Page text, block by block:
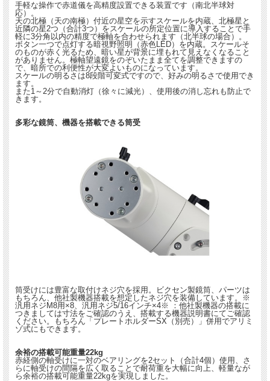
手軽な操作で赤道儀を高精度設置できる装置です（南北半球対
応）。
天の北極（天の南極）付近の星空を示すスケールを内蔵、北極星と
近隣の星2つ（合計3つ）をスケールの所定位置に導入することで手
軽に3分角以内の精度で極軸を合わせられます（北半球の場合）。
ボタン一つで点灯する暗視野照明（赤色LED）を内蔵。スケールそ
のものが赤く光るため、暗い星が背景に埋もれて見えなくなること
がありません。極軸望遠鏡をのぞいたまま全てを調整できますの
で、暗所での利便性が大変よいものになっています。
スケールの明るさは8段階可変式ですので、好みの明るさで使用でき
ます。
また1～2分で自動消灯（徐々に減光）、使用後の消し忘れも防止で
きます。
多彩な鏡筒、機器を搭載できる筒受
筒受けには豊富な取付けネジ穴を採用。ビクセン製鏡筒、パーツは
もちろん、他社製機器搭載を想定したネジ穴を装備しています。※
汎用ネジM8用×8、汎用ネジ5/16インチ×4※ ：他社製機器の搭載に
つきましては寸法をご確認のうえ、搭載する機器説明書にてご確認
ください。もちろん「プレートホルダーSX（別売）」併用でアリミ
ゾ式にもできます。
余裕の搭載可能重量22kg
赤経側の軸受けに一対のベアリングを2セット（合計4個）使用、さ
らに軸受けの間隔を広く取ることで耐荷重を大幅に向上、軽量なが
ら余裕の搭載可能重量22kgを実現しました。